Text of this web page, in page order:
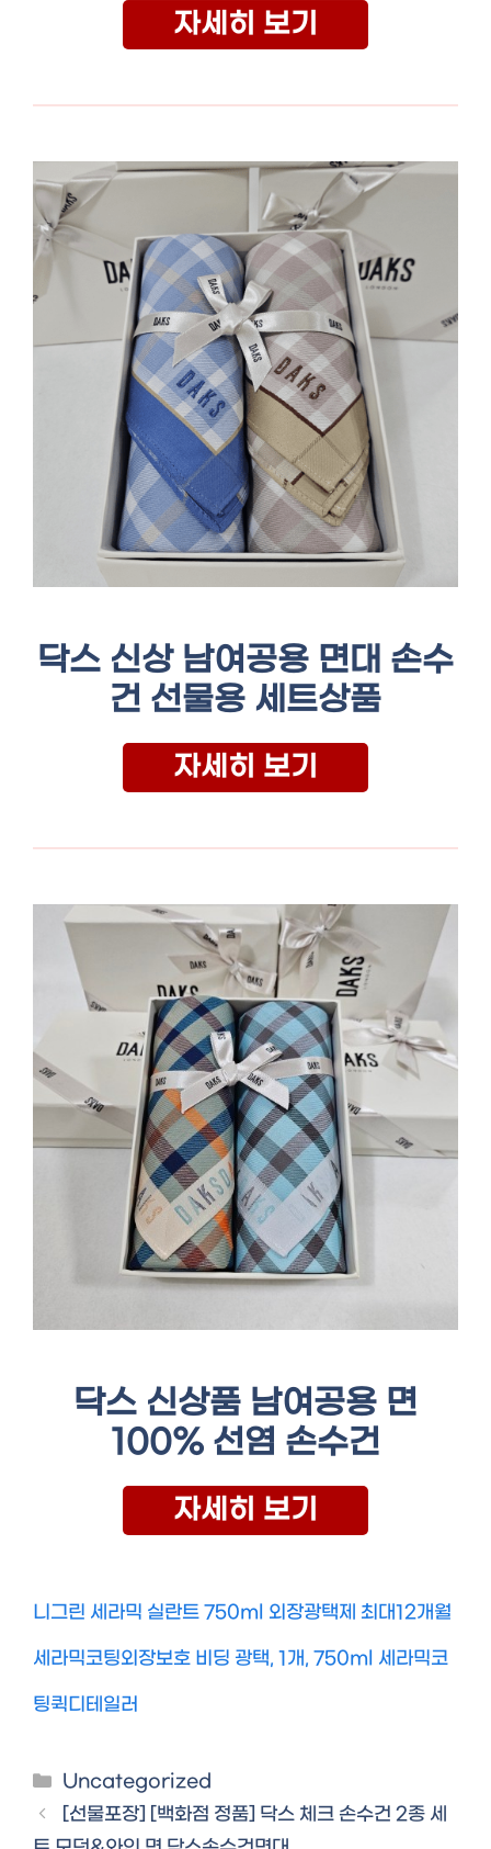
자세히 보기
닥스 신상 남여공용 면대 손수
건 선물용 세트상품
자세히 보기
닥스 신상품 남여공용 면
100% 선염 손수건
자세히 보기
니그린 세라믹 실란트 750ml 외장광택제 최대12개월
세라믹코팅외장보호 비딩 광택, 1개, 750ml 세라믹코
팅퀵디테일러
Categories
Uncategorized
[선물포장] [백화점 정품] 닥스 체크 손수건 2종 세